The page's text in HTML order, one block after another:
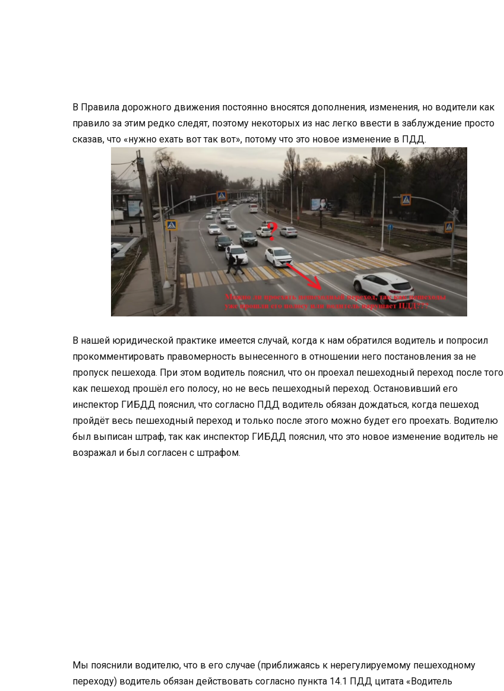
В Правила дорожного движения постоянно вносятся дополнения, изменения, но водители как
правило за этим редко следят, поэтому некоторых из нас легко ввести в заблуждение просто
сказав, что «нужно ехать вот так вот», потому что это новое изменение в ПДД.
В нашей юридической практике имеется случай, когда к нам обратился водитель и попросил
прокомментировать правомерность вынесенного в отношении него постановления за не
пропуск пешехода. При этом водитель пояснил, что он проехал пешеходный переход после того
как пешеход прошёл его полосу, но не весь пешеходный переход. Остановивший его
инспектор ГИБДД пояснил, что согласно ПДД водитель обязан дождаться, когда пешеход
пройдёт весь пешеходный переход и только после этого можно будет его проехать. Водителю
был выписан штраф, так как инспектор ГИБДД пояснил, что это новое изменение водитель не
возражал и был согласен с штрафом.
Мы пояснили водителю, что в его случае (приближаясь к нерегулируемому пешеходному
переходу) водитель обязан действовать согласно пункта 14.1 ПДД цитата «Водитель